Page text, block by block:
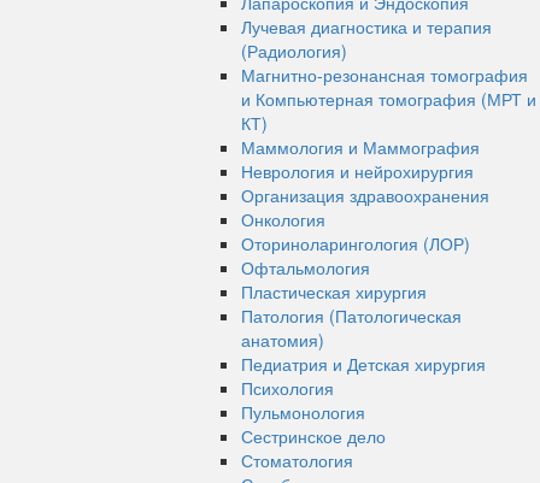
Лучевая диагностика и терапия
(Радиология)
Магнитно-резонансная томография
и Компьютерная томография (МРТ и
КТ)
Маммология и Маммография
Неврология и нейрохирургия
Организация здравоохранения
Онкология
Оториноларингология (ЛОР)
Офтальмология
Пластическая хирургия
Патология (Патологическая
анатомия)
Педиатрия и Детская хирургия
Психология
Пульмонология
Сестринское дело
Стоматология